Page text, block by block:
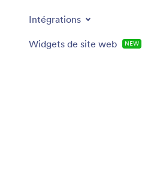
Intégrations
Widgets de site web NEW